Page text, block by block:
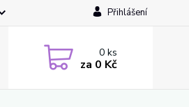
Přihlášení
0ks
za 0 Kč